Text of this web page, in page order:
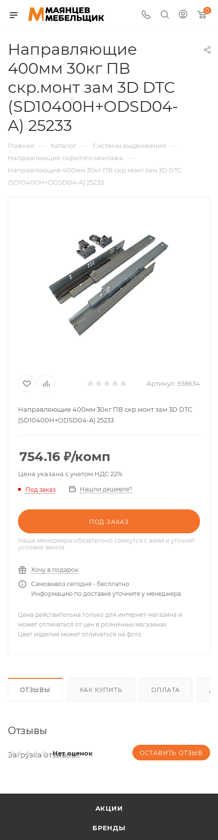
0
Направляющие
400мм 30кг ПВ
скр.монт зам 3D DTC
(SD10400H+ODSD04-
A) 25233
Главная — Каталог — Системы выдвижения —
Направляющие скрытого монтажа —
Направляющие 400мм 30кг ПВ скр.монт зам 3D DTC
(SD10400H+ODSD04-A) 25233
Артикул: 938634
Направляющие 400мм 30кг ПВ скр.монт зам 3D DTC
(SD10400H+ODSD04-A) 25233
754.16 ₽/комп
Цена указана с учетом НДС 22%
Под заказ Нашли дешевле?
ПОД ЗАКАЗ
Наши менеджеры обязательно свяжутся с вами и уточнят
условия заказа
Хочу в подарок
Самовывоз сегодня - бесплатно
Информацию по доставке уточните у менеджера
Цена действительна только для интернет-магазина и
может отличаться от цен в розничных магазинах
Цвет изделия может отличаться на фото
ОТЗЫВЫ КАК КУПИТЬ ОПЛАТА
Отзывы
Нет оценок ОСТАВИТЬ ОТЗЫВ
Загрузка отзывов...
АКЦИИ
БРЕНДЫ